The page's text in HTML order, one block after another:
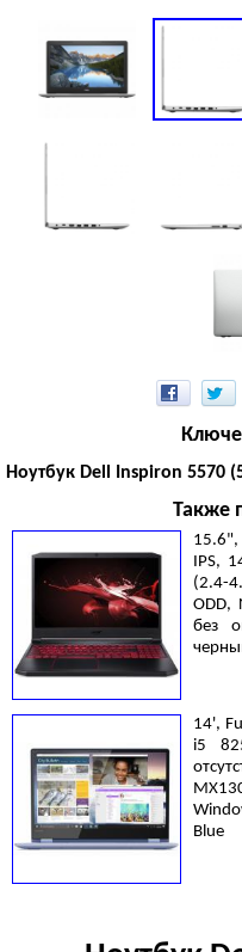
Ноутбук Dell Inspiron 5570
Также
IPS,
(2.4-
ODD,
без
14',
i5
Blue